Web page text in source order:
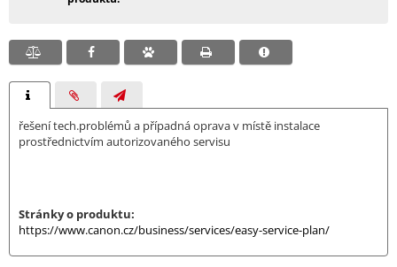
řešení tech.problémů a případná oprava v místě instalace
prostřednictvím autorizovaného servisu
Stránky o produktu:
https://www.canon.cz/business/services/easy-service-plan/